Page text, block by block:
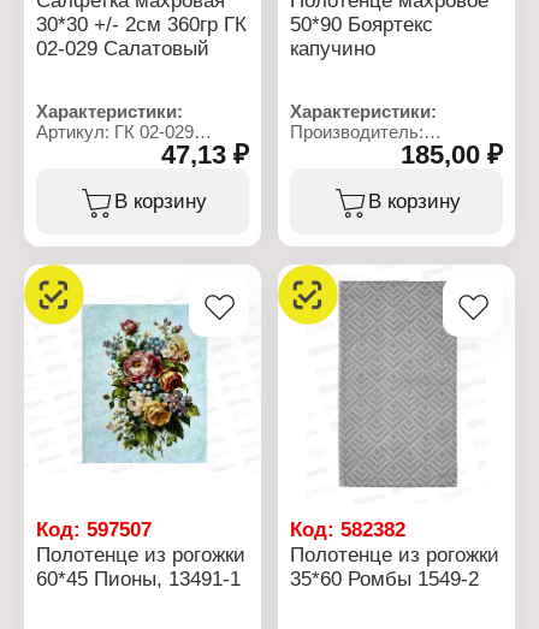
30*30 +/- 2см 360гр ГК
02-029 Салатовый
Характеристики:
Артикул: ГК 02-029
Тип товара: Салфетка
Вид ткани: махровая
Размер: 30х30 +/-2 см
Состав: 100% хлопок
47,13 ₽
В корзину
50*90 Бояртекс
капучино
Характеристики:
Производитель:
Тип товара: Полотенце
Вид ткани: махровое
Размер: 50х90 см
Плотность: 380 г/кв.м
185,00 ₽
В корзину
Код: 597507
Полотенце из рогожки
60*45 Пионы, 13491-1
Код:582382
Полотенце из рогожки
35*60 Ромбы 1549-2